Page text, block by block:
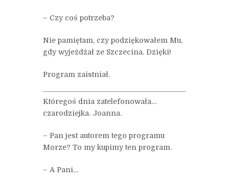
– Czy coś potrzeba?
Nie pamiętam, czy podziękowałem Mu,
gdy wyjeżdżał ze Szczecina. Dzięki!
Program zaistniał.
Któregoś dnia zatelefonowała…
czarodziejka. Joanna.
– Pan jest autorem tego programu
Morze? To my kupimy ten program.
– A Pani…